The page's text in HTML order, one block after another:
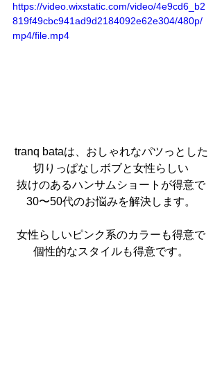
https://video.wixstatic.com/video/4e9cd6_b2
819f49cbc941ad9d2184092e62e304/480p/
mp4/file.mp4
tranq bataは、おしゃれなパツっとした
切りっぱなしボブと女性らしい
抜けのあるハンサムショートが得意で
30〜50代のお悩みを解決します。
女性らしいピンク系のカラーも得意で
個性的なスタイルも得意です。